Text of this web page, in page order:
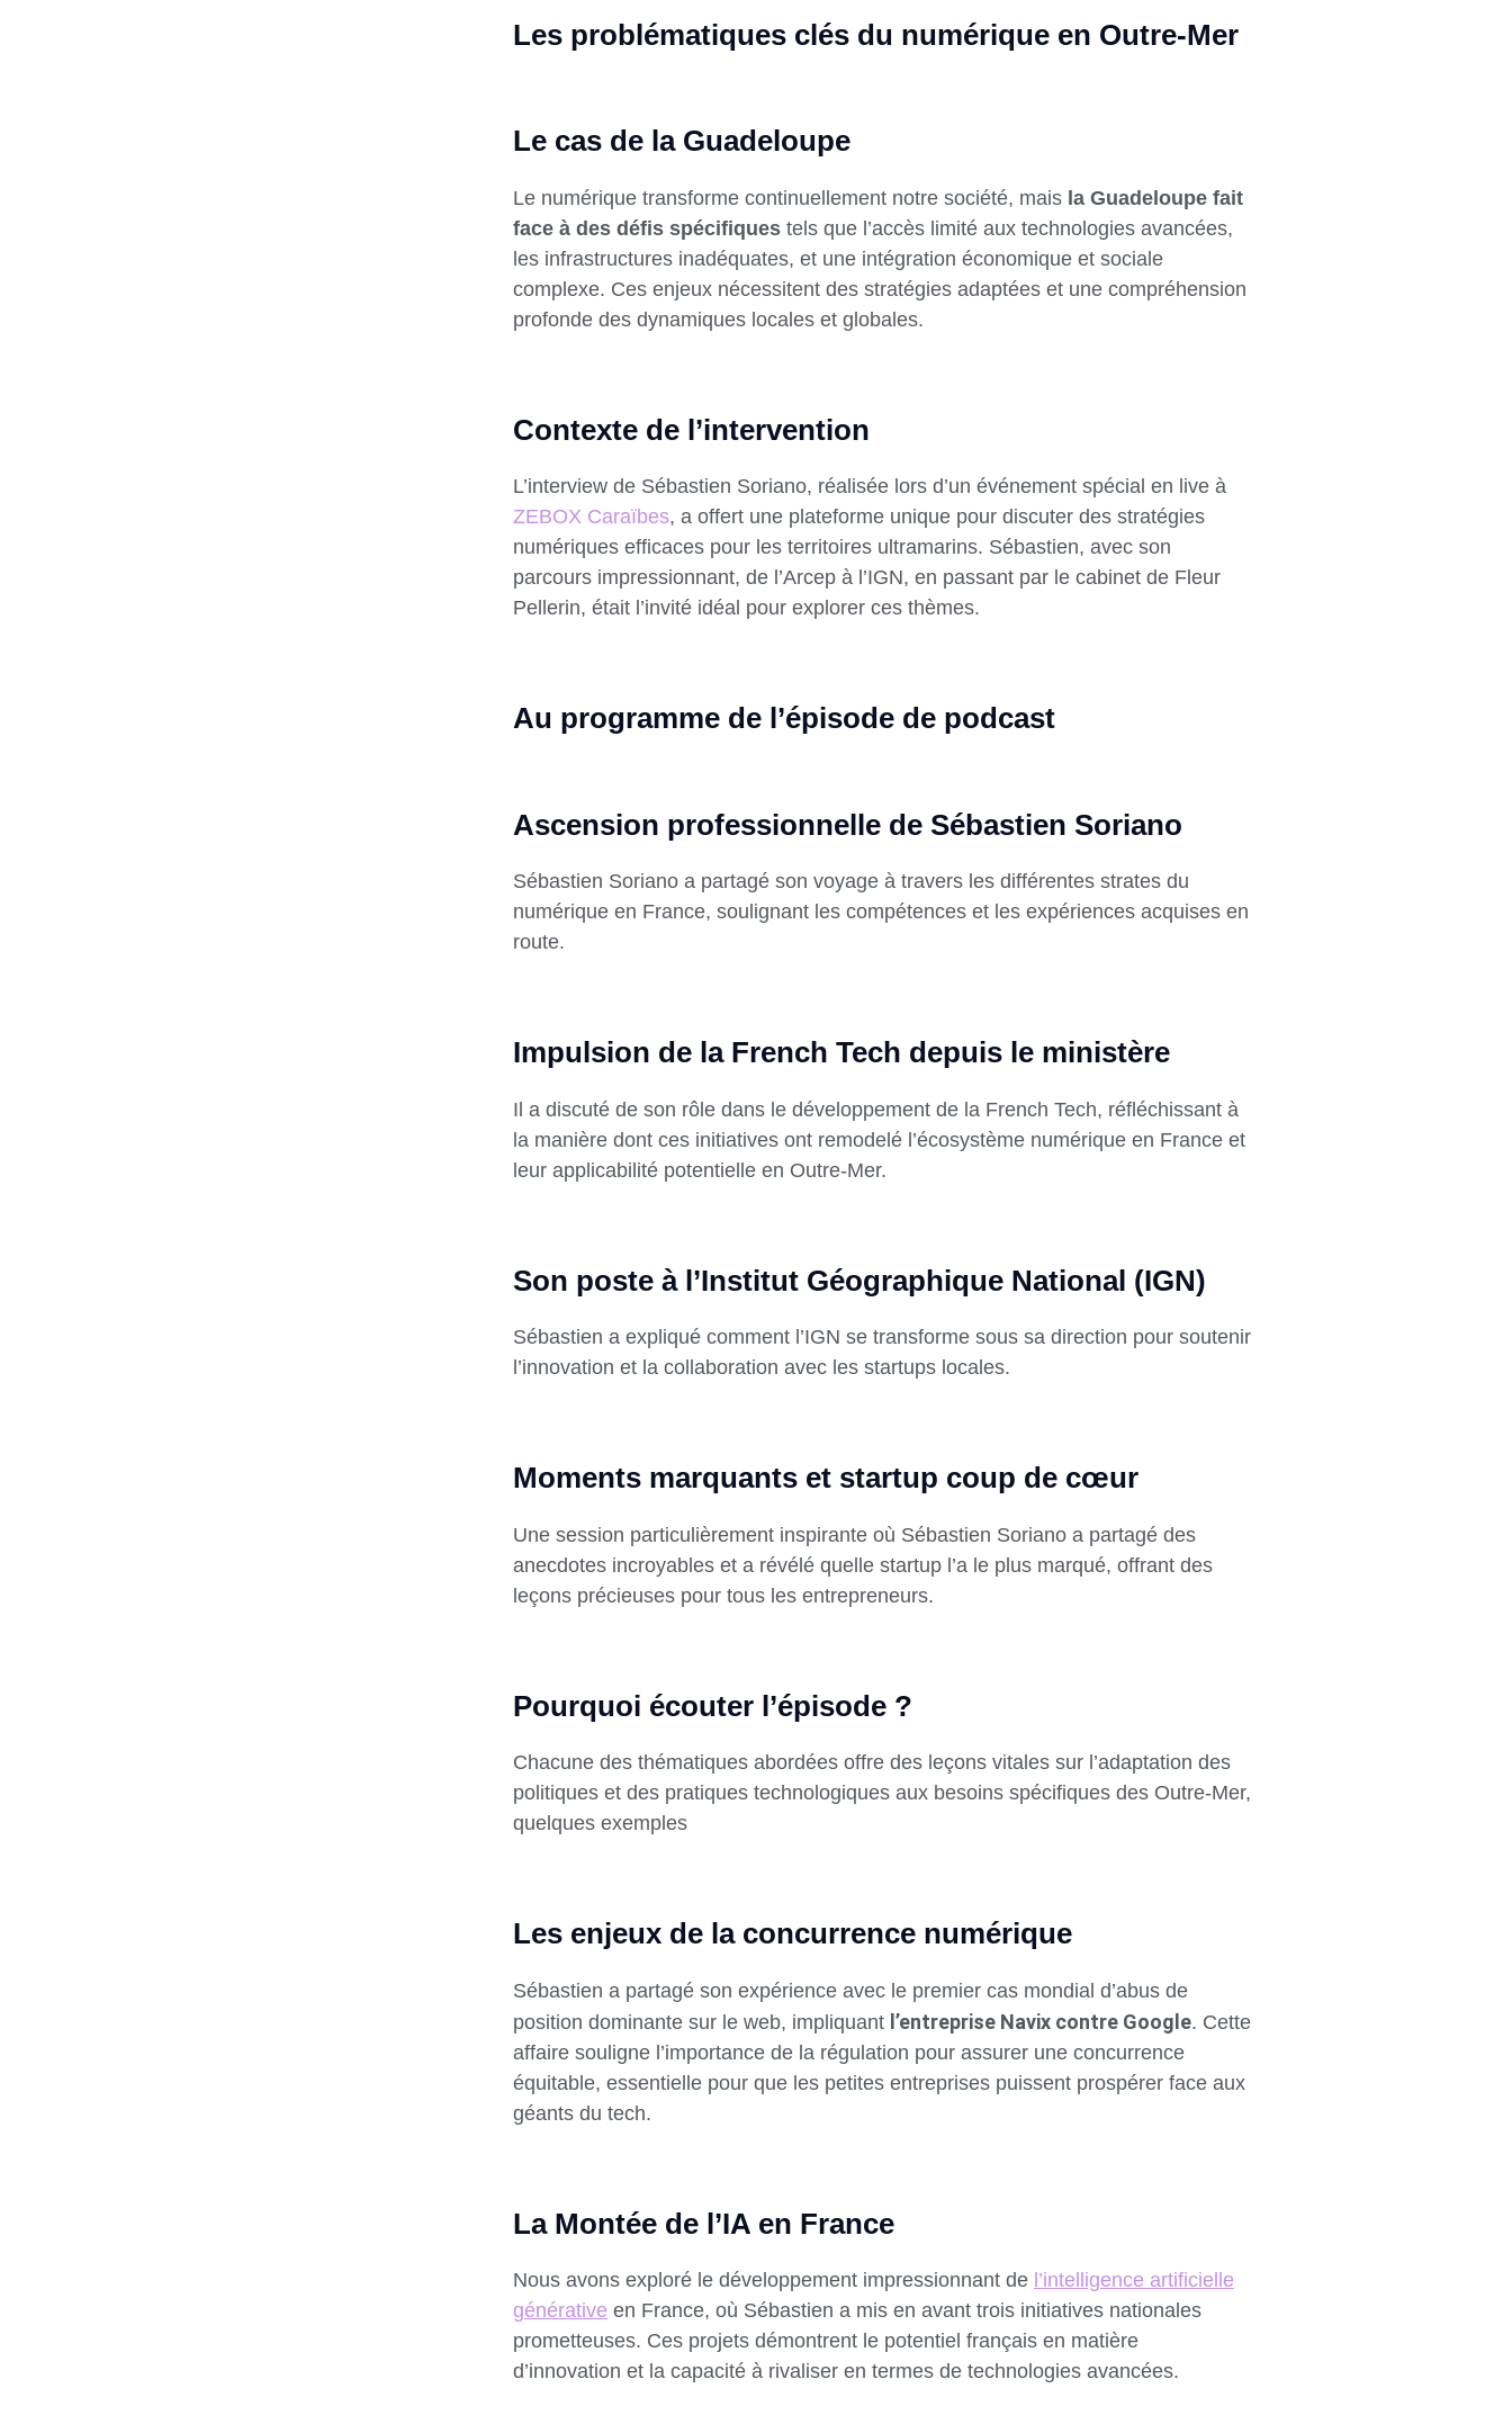
Les problématiques clés du numérique en Outre-Mer
Le cas de la Guadeloupe
Le numérique transforme continuellement notre société, mais la Guadeloupe fait
face à des défis spécifiques tels que l’accès limité aux technologies avancées,
les infrastructures inadéquates, et une intégration économique et sociale
complexe. Ces enjeux nécessitent des stratégies adaptées et une compréhension
profonde des dynamiques locales et globales.
Contexte de l’intervention
L’interview de Sébastien Soriano, réalisée lors d’un événement spécial en live à
ZEBOX Caraïbes, a offert une plateforme unique pour discuter des stratégies
numériques efficaces pour les territoires ultramarins. Sébastien, avec son
parcours impressionnant, de l’Arcep à l’IGN, en passant par le cabinet de Fleur
Pellerin, était l’invité idéal pour explorer ces thèmes.
Au programme de l’épisode de podcast
Ascension professionnelle de Sébastien Soriano
Sébastien Soriano a partagé son voyage à travers les différentes strates du
numérique en France, soulignant les compétences et les expériences acquises en
route.
Impulsion de la French Tech depuis le ministère
Il a discuté de son rôle dans le développement de la French Tech, réfléchissant à
la manière dont ces initiatives ont remodelé l’écosystème numérique en France et
leur applicabilité potentielle en Outre-Mer.
Son poste à l’Institut Géographique National (IGN)
Sébastien a expliqué comment l’IGN se transforme sous sa direction pour soutenir
l’innovation et la collaboration avec les startups locales.
Moments marquants et startup coup de cœur
Une session particulièrement inspirante où Sébastien Soriano a partagé des
anecdotes incroyables et a révélé quelle startup l’a le plus marqué, offrant des
leçons précieuses pour tous les entrepreneurs.
Pourquoi écouter l’épisode ?
Chacune des thématiques abordées offre des leçons vitales sur l’adaptation des
politiques et des pratiques technologiques aux besoins spécifiques des Outre-Mer,
quelques exemples
Les enjeux de la concurrence numérique
Sébastien a partagé son expérience avec le premier cas mondial d’abus de
position dominante sur le web, impliquant l’entreprise Navix contre Google. Cette
affaire souligne l’importance de la régulation pour assurer une concurrence
équitable, essentielle pour que les petites entreprises puissent prospérer face aux
géants du tech.
La Montée de l’IA en France
Nous avons exploré le développement impressionnant de l’intelligence artificielle
générative en France, où Sébastien a mis en avant trois initiatives nationales
prometteuses. Ces projets démontrent le potentiel français en matière
d’innovation et la capacité à rivaliser en termes de technologies avancées.